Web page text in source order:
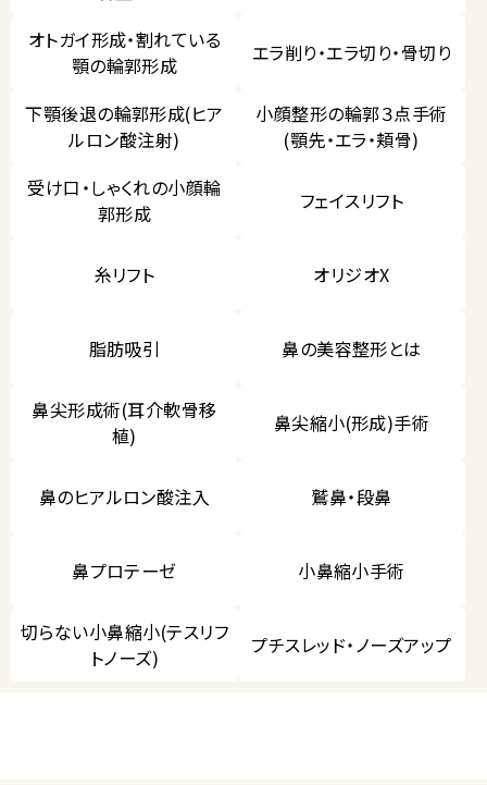
オトガイ形成・割れている
顎の輪郭形成
エラ削り・エラ切り・骨切り
下顎後退の輪郭形成(ヒア
ルロン酸注射)
小顔整形の輪郭３点手術
(顎先・エラ・頬骨)
受け口・しゃくれの小顔輪
郭形成
フェイスリフト
糸リフト オリジオX
脂肪吸引 鼻の美容整形とは
鼻尖形成術(耳介軟骨移
植)
鼻尖縮小(形成)手術
鼻のヒアルロン酸注入 鷲鼻・段鼻
鼻プロテーゼ 小鼻縮小手術
切らない小鼻縮小(テスリフ
トノーズ)
プチスレッド・ノーズアップ